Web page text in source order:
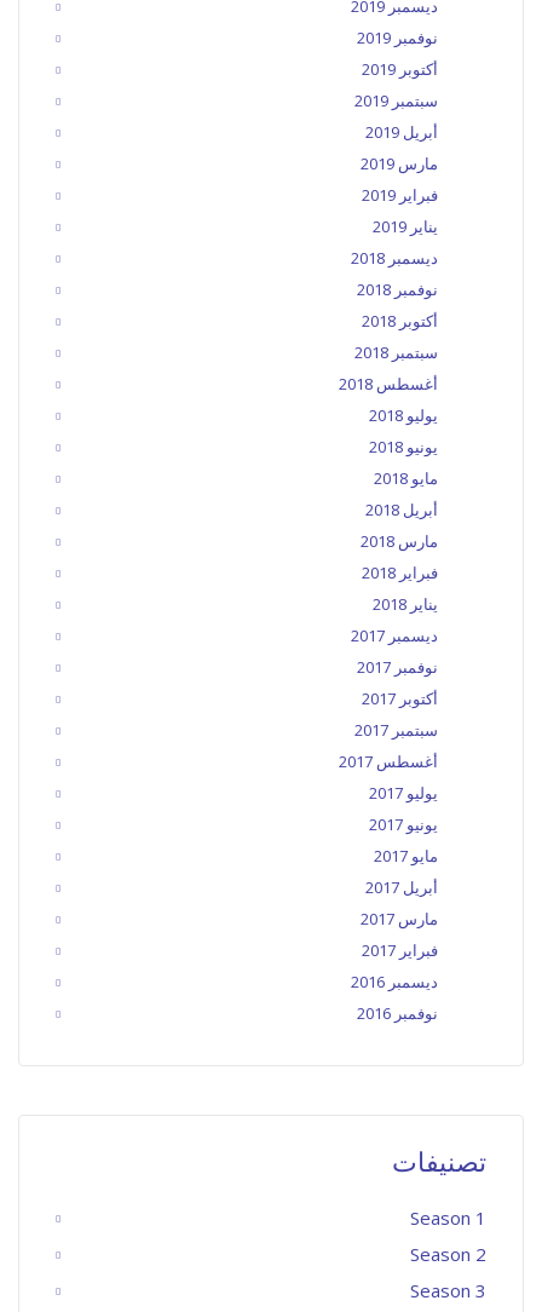
ديسمبر 2019
نوفمبر 2019
أكتوبر 2019
سبتمبر 2019
أبريل 2019
مارس 2019
فبراير 2019
يناير 2019
ديسمبر 2018
نوفمبر 2018
أكتوبر 2018
سبتمبر 2018
أغسطس 2018
يوليو 2018
يونيو 2018
مايو 2018
أبريل 2018
مارس 2018
فبراير 2018
يناير 2018
ديسمبر 2017
نوفمبر 2017
أكتوبر 2017
سبتمبر 2017
أغسطس 2017
يوليو 2017
يونيو 2017
مايو 2017
أبريل 2017
مارس 2017
فبراير 2017
ديسمبر 2016
نوفمبر 2016
تصنيفات
Season 1
Season 2
Season 3